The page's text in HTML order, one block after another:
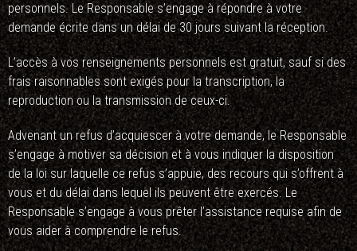
personnels. Le Responsable s’engage à répondre à votre
demande écrite dans un délai de 30 jours suivant la réception.
L’accès à vos renseignements personnels est gratuit, sauf si des
frais raisonnables sont exigés pour la transcription, la
reproduction ou la transmission de ceux-ci.
Advenant un refus d’acquiescer à votre demande, le Responsable
s’engage à motiver sa décision et à vous indiquer la disposition
de la loi sur laquelle ce refus s’appuie, des recours qui s’offrent à
vous et du délai dans lequel ils peuvent être exercés. Le
Responsable s’engage à vous prêter l’assistance requise afin de
vous aider à comprendre le refus.